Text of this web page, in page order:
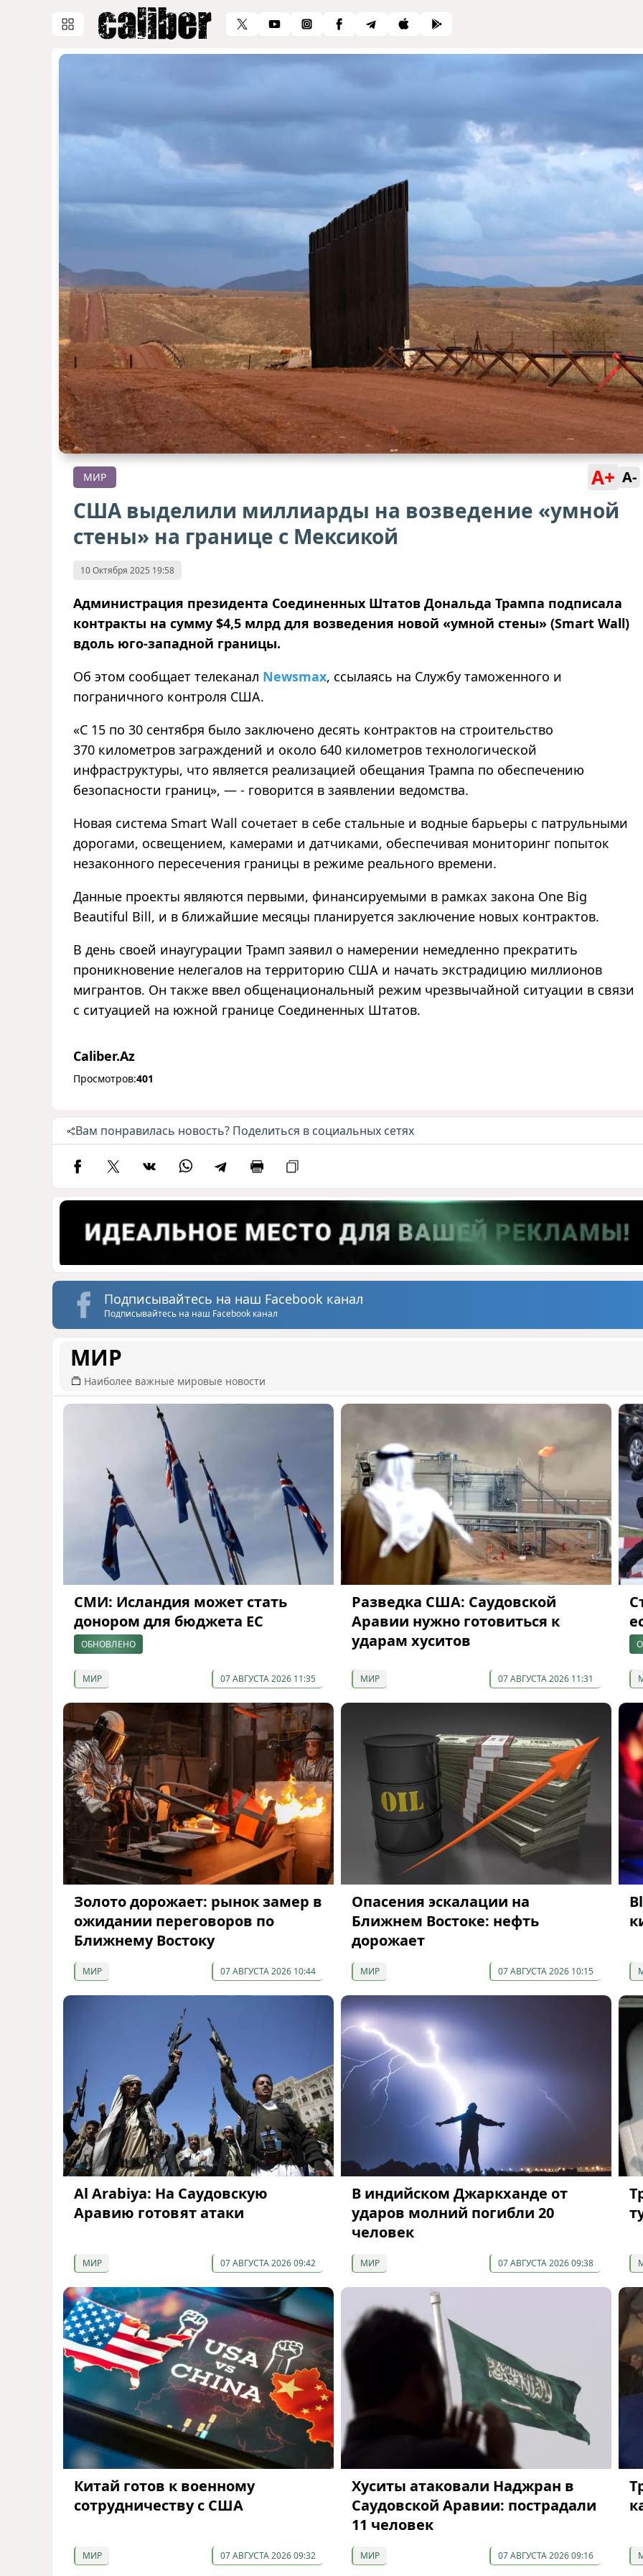
МИР A+ A-
США выделили миллиарды на возведение «умной
стены» на границе с Мексикой
10 Октября 2025 19:58
Администрация президента Соединенных Штатов Дональда Трампа подписала
контракты на сумму $4,5 млрд для возведения новой «умной стены» (Smart Wall)
вдоль юго-западной границы.
Об этом сообщает телеканал Newsmax, ссылаясь на Службу таможенного и
пограничного контроля США.
«С 15 по 30 сентября было заключено десять контрактов на строительство
370 километров заграждений и около 640 километров технологической
инфраструктуры, что является реализацией обещания Трампа по обеспечению
безопасности границ», — - говорится в заявлении ведомства.
Новая система Smart Wall сочетает в себе стальные и водные барьеры с патрульными
дорогами, освещением, камерами и датчиками, обеспечивая мониторинг попыток
незаконного пересечения границы в режиме реального времени.
Данные проекты являются первыми, финансируемыми в рамках закона One Big
Beautiful Bill, и в ближайшие месяцы планируется заключение новых контрактов.
В день своей инаугурации Трамп заявил о намерении немедленно прекратить
проникновение нелегалов на территорию США и начать экстрадицию миллионов
мигрантов. Он также ввел общенациональный режим чрезвычайной ситуации в связи
с ситуацией на южной границе Соединенных Штатов.
Caliber.Az
Просмотров:401
Вам понравилась новость? Поделиться в социальных сетях
Подписывайтесь на наш Facebook канал
Подписывайтесь на наш Facebook канал
МИР
Наиболее важные мировые новости
СМИ: Исландия может стать
донором для бюджета ЕС
ОБНОВЛЕНО
МИР 07 АВГУСТА 2026 11:35
Разведка США: Саудовской
Аравии нужно готовиться к
ударам хуситов
МИР 07 АВГУСТА 2026 11:31
Золото дорожает: рынок замер в
ожидании переговоров по
Ближнему Востоку
МИР 07 АВГУСТА 2026 10:44
Опасения эскалации на
Ближнем Востоке: нефть
дорожает
МИР 07 АВГУСТА 2026 10:15
Al Arabiya: На Саудовскую
Аравию готовят атаки
МИР 07 АВГУСТА 2026 09:42
В индийском Джаркханде от
ударов молний погибли 20
человек
МИР 07 АВГУСТА 2026 09:38
Китай готов к военному
сотрудничеству с США
МИР 07 АВГУСТА 2026 09:32
Хуситы атаковали Наджран в
Саудовской Аравии: пострадали
11 человек
МИР 07 АВГУСТА 2026 09:16